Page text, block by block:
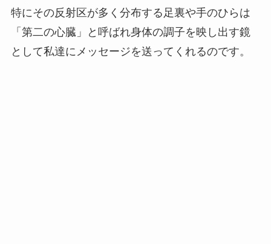
特にその反射区が多く分布する足裏や手のひらは
「第二の心臓」と呼ばれ身体の調子を映し出す鏡
として私達にメッセージを送ってくれるのです。